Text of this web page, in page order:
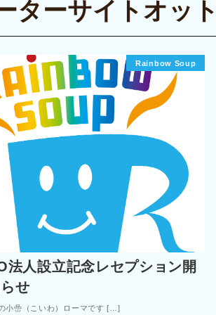
ターサイトオッ
Rainbow Soup
法人設立記念レセプション開
せ
小嵒（こいわ）ローマです […]